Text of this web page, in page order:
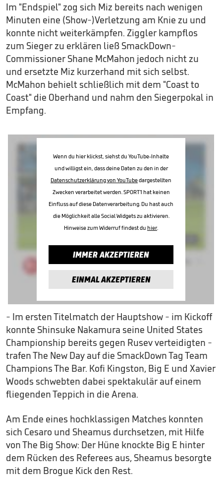
Im "Endspiel" zog sich Miz bereits nach wenigen
Minuten eine (Show-)Verletzung am Knie zu und
konnte nicht weiterkämpfen. Ziggler kampflos
zum Sieger zu erklären ließ SmackDown-
Commissioner Shane McMahon jedoch nicht zu
und ersetzte Miz kurzerhand mit sich selbst.
McMahon behielt schließlich mit dem "Coast to
Coast" die Oberhand und nahm den Siegerpokal in
Empfang.
Wenn du hier klickst, siehst du YouTube-Inhalte
und willigst ein, dass deine Daten zu den in der
Datenschutzerklärung von YouTubedargestellten
Zwecken verarbeitet werden. SPORT1 hat keinen
Einfluss auf diese Datenverarbeitung. Du hast auch
die Möglichkeit alle Social Widgets zu aktivieren.
Hinweise zum Widerruf findest du hier.
IMMER AKZEPTIEREN
EINMAL AKZEPTIEREN
- Im ersten Titelmatch der Hauptshow - im Kickoff
konnte Shinsuke Nakamura seine United States
Championship bereits gegen Rusev verteidigten -
trafen The New Day auf die SmackDown Tag Team
Champions The Bar. Kofi Kingston, Big E und Xavier
Woods schwebten dabei spektakulär auf einem
fliegenden Teppich in die Arena.
Am Ende eines hochklassigen Matches konnten
sich Cesaro und Sheamus durchsetzen, mit Hilfe
von The Big Show: Der Hüne knockte Big E hinter
dem Rücken des Referees aus, Sheamus besorgte
mit dem Brogue Kick den Rest.